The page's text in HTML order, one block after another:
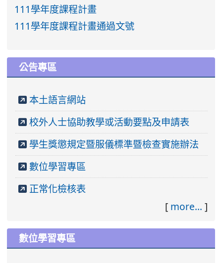
111學年度課程計畫
111學年度課程計畫通過文號
公告專區
本土語言網站
校外人士協助教學或活動要點及申請表
學生獎懲規定暨服儀標準暨檢查實施辦法
數位學習專區
正常化檢核表
[ more... ]
數位學習專區